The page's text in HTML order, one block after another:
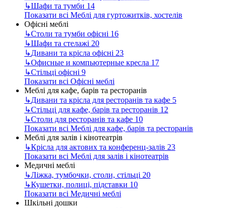
↳Шафи та тумби 14
Показати всі Меблі для гуртожитків, хостелів
Офісні меблі
↳Столи та тумби офісні 16
↳Шафи та стелажі 20
↳Дивани та крісла офісні 23
↳Офисные и компьютерные кресла 17
↳Стільці офісні 9
Показати всі Офісні меблі
Меблі для кафе, барів та ресторанів
↳Дивани та крісла для ресторанів та кафе 5
↳Стільці для кафе, барів та ресторанів 12
↳Столи для ресторанів та кафе 10
Показати всі Меблі для кафе, барів та ресторанів
Меблі для залів і кінотеатрів
↳Крісла для актових та конференц-залів 23
Показати всі Меблі для залів і кінотеатрів
Медичні меблі
↳Ліжка, тумбочки, столи, стільці 20
↳Кушетки, полиці, підставки 10
Показати всі Медичні меблі
Шкільні дошки